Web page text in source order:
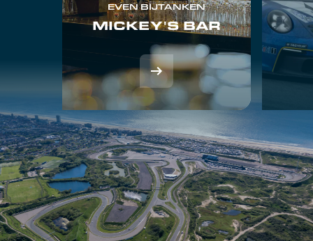
EVEN BIJTANKEN
MICKEY'S BAR